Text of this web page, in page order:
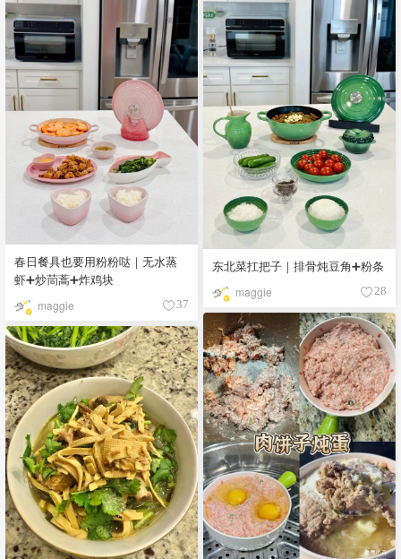
春日餐具也要用粉粉哒｜无水蒸
虾➕炒茼蒿➕炸鸡块
maggie 37
东北菜扛把子｜排骨炖豆角➕粉条
maggie 28